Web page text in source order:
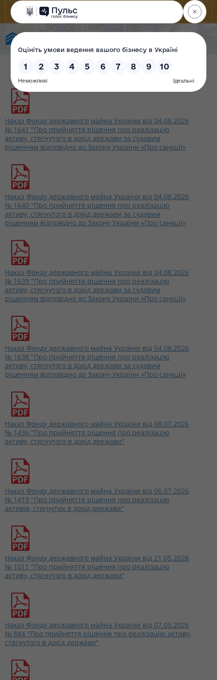
Наказ Фонду державного майна України від 04.08.2026
№ 1641 "Про прийняття рішення про реалізацію
активу, стягнутого в дохід держави за судовим
рішенням відповідно до Закону України «Про санкції»
Наказ Фонду державного майна України від 04.08.2026
№ 1640 "Про прийняття рішення про реалізацію
активу, стягнутого в дохід держави за судовим
рішенням відповідно до Закону України «Про санкції»
Наказ Фонду державного майна України від 04.08.2026
№ 1639 "Про прийняття рішення про реалізацію
активу, стягнутого в дохід держави за судовим
рішенням відповідно до Закону України «Про санкції»
Наказ Фонду державного майна України від 04.08.2026
№ 1638 "Про прийняття рішення про реалізацію
активу, стягнутого в дохід держави за судовим
рішенням відповідно до Закону України «Про санкції»
Наказ Фонду державного майна України від 08.07.2026
№ 1436 "Про прийняття рішення про реалізацію
активу, стягнутого в дохід держави"
Наказ Фонду державного майна України від 06.07.2026
№ 1419 "Про прийняття рішення про реалізацію
активів, стягнутих в дохід держави"
Наказ Фонду державного майна України від 21.05.2026
№ 1011 "Про прийняття рішення про реалізацію
активу, стягнутого в дохід держави"
Наказ Фонду державного майна України від 07.05.2026
№ 884 "Про прийняття рішення про реалізацію активу,
стягнутого в дохід держави"